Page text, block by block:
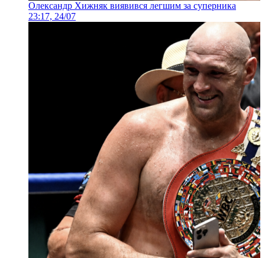
Олександр Хижняк виявився легшим за суперника
23:17, 24/07